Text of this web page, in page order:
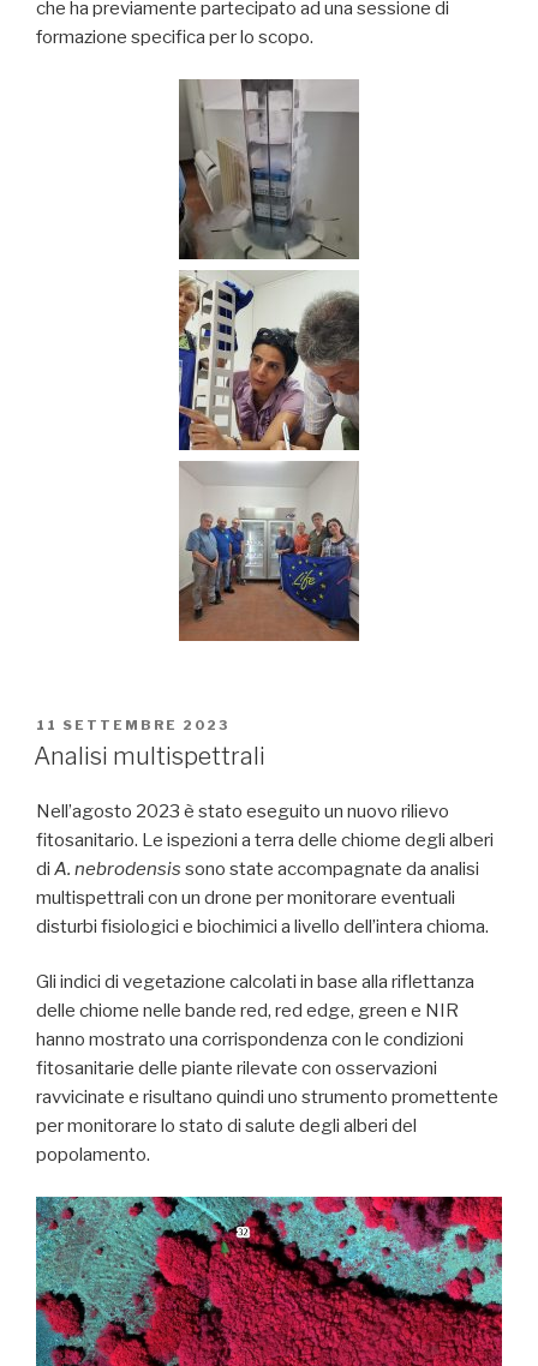
che ha previamente partecipato ad una sessione di
formazione specifica per lo scopo.
PUBBLICATO
IL
11 SETTEMBRE 2023
Analisi multispettrali
Nell’agosto 2023 è stato eseguito un nuovo rilievo
fitosanitario. Le ispezioni a terra delle chiome degli alberi
di A. nebrodensis sono state accompagnate da analisi
multispettrali con un drone per monitorare eventuali
disturbi fisiologici e biochimici a livello dell’intera chioma.
Gli indici di vegetazione calcolati in base alla riflettanza
delle chiome nelle bande red, red edge, green e NIR
hanno mostrato una corrispondenza con le condizioni
fitosanitarie delle piante rilevate con osservazioni
ravvicinate e risultano quindi uno strumento promettente
per monitorare lo stato di salute degli alberi del
popolamento.